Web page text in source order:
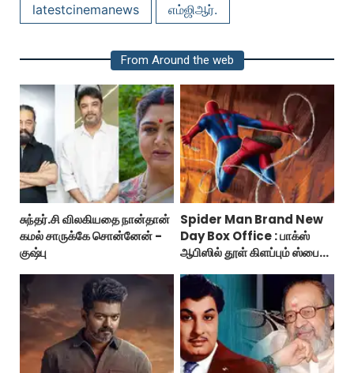
latestcinemanews
எம்ஜிஆர்.
From Around the web
சுந்தர்.சி விலகியதை நான்தான்
கமல் சாருக்கே சொன்னேன் -
குஷ்பு
Spider Man Brand New
Day Box Office : பாக்ஸ்
ஆபிஸில் தூள் கிளப்பும் ஸ்பைடர்